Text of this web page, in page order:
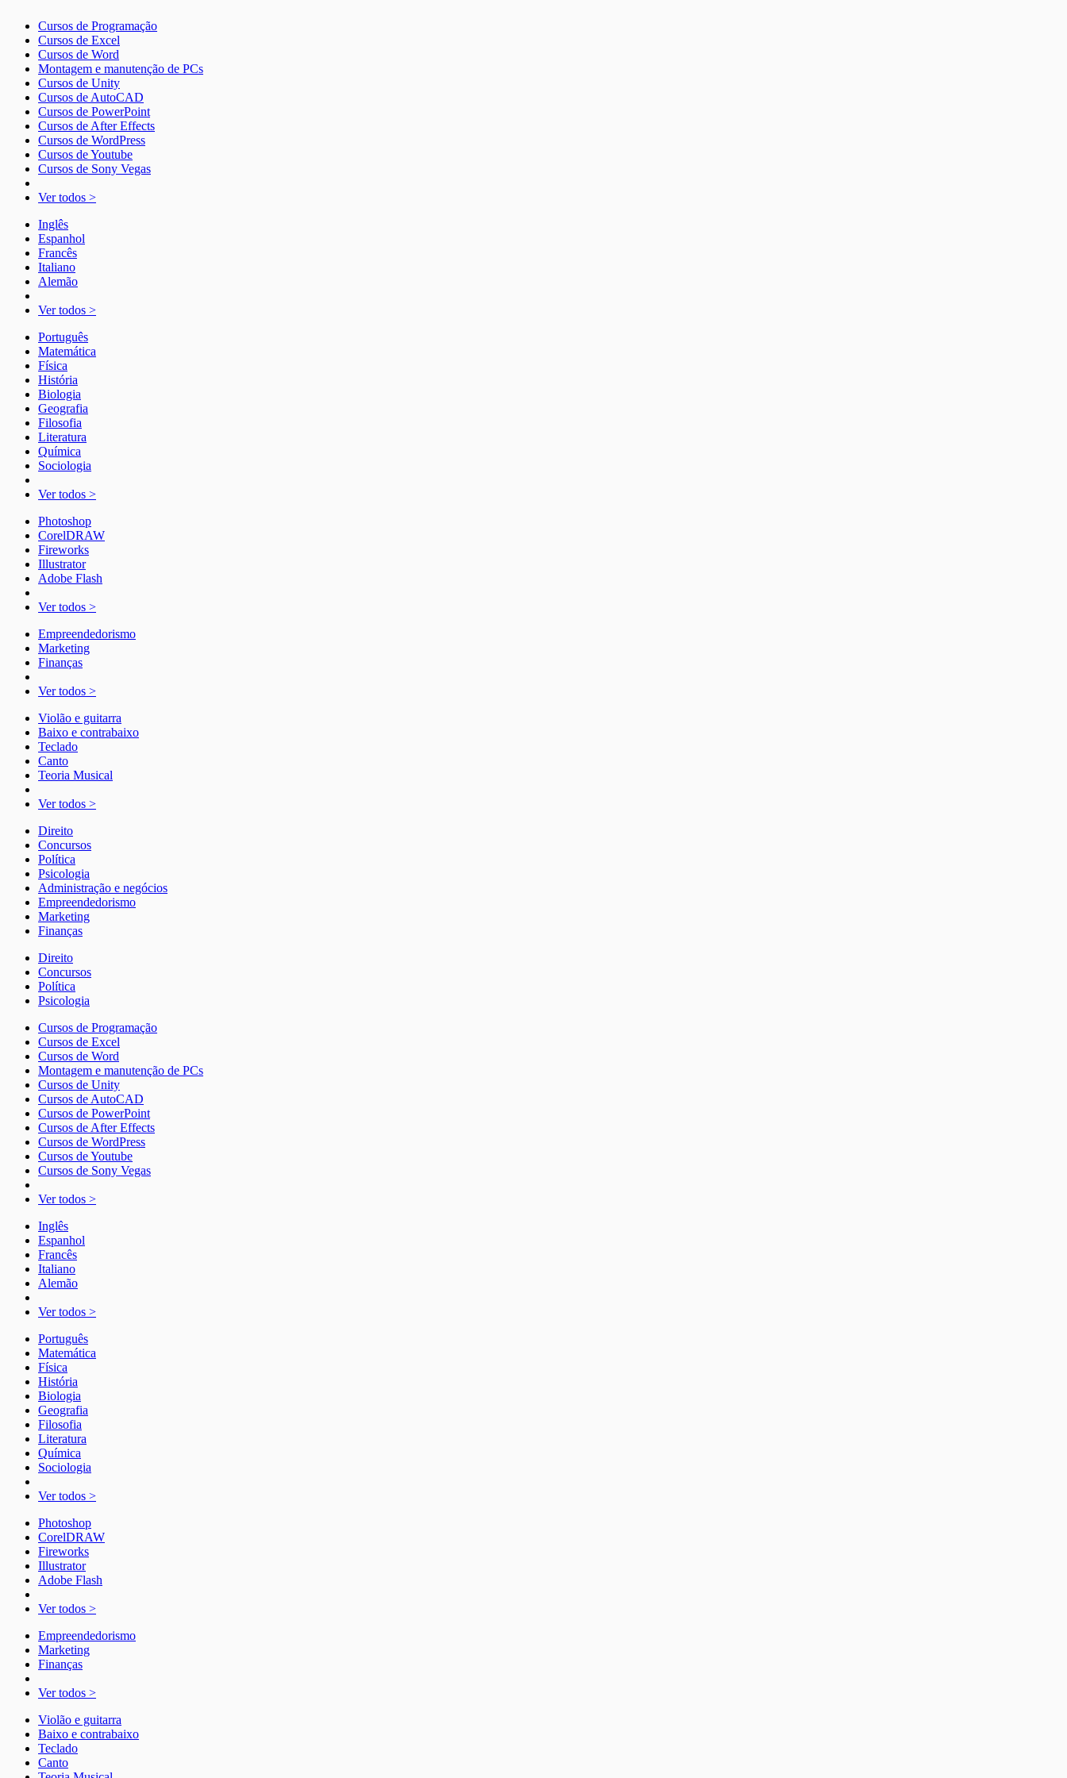
Cursos de Programação
Cursos de Excel
Cursos de Word
Montagem e manutenção de PCs
Cursos de Unity
Cursos de AutoCAD
Cursos de PowerPoint
Cursos de After Effects
Cursos de WordPress
Cursos de Youtube
Cursos de Sony Vegas
Ver todos >
Inglês
Espanhol
Francês
Italiano
Alemão
Ver todos >
Português
Matemática
Física
História
Biologia
Geografia
Filosofia
Literatura
Química
Sociologia
Ver todos >
Photoshop
CorelDRAW
Fireworks
Illustrator
Adobe Flash
Ver todos >
Empreendedorismo
Marketing
Finanças
Ver todos >
Violão e guitarra
Baixo e contrabaixo
Teclado
Canto
Teoria Musical
Ver todos >
Direito
Concursos
Política
Psicologia
Administração e negócios
Empreendedorismo
Marketing
Finanças
Direito
Concursos
Política
Psicologia
Cursos de Programação
Cursos de Excel
Cursos de Word
Montagem e manutenção de PCs
Cursos de Unity
Cursos de AutoCAD
Cursos de PowerPoint
Cursos de After Effects
Cursos de WordPress
Cursos de Youtube
Cursos de Sony Vegas
Ver todos >
Inglês
Espanhol
Francês
Italiano
Alemão
Ver todos >
Português
Matemática
Física
História
Biologia
Geografia
Filosofia
Literatura
Química
Sociologia
Ver todos >
Photoshop
CorelDRAW
Fireworks
Illustrator
Adobe Flash
Ver todos >
Empreendedorismo
Marketing
Finanças
Ver todos >
Violão e guitarra
Baixo e contrabaixo
Teclado
Canto